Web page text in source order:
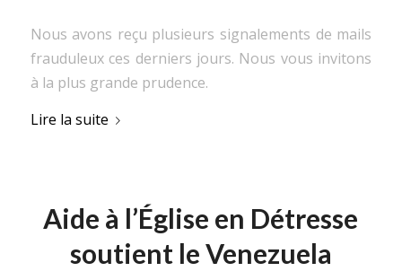
Nous avons reçu plusieurs signalements de mails
frauduleux ces derniers jours. Nous vous invitons
à la plus grande prudence.
Lire la suite
Aide à l’Église en Détresse
soutient le Venezuela